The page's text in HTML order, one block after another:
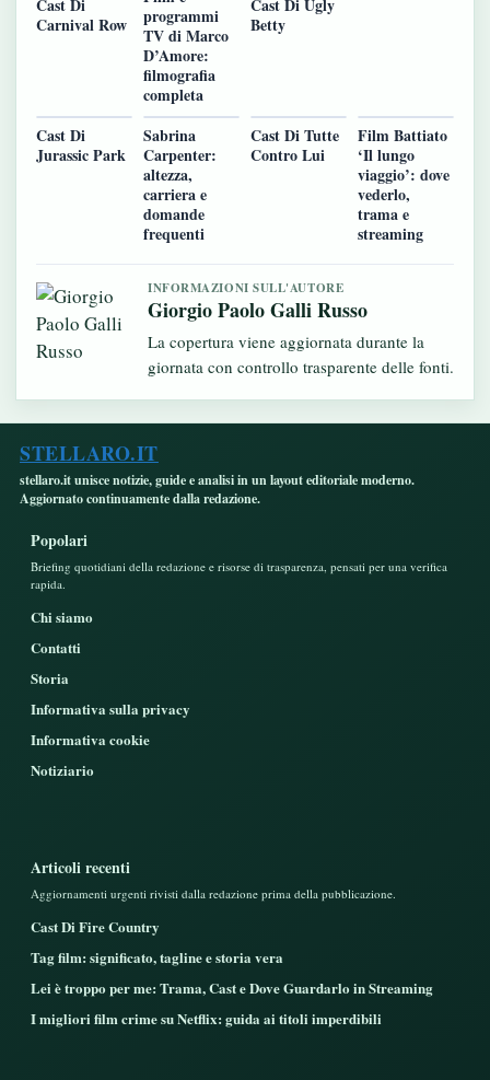
Cast Di
Carnival Row
programmi
TV di Marco
D’Amore:
filmografia
completa
Cast Di Ugly
Betty
Cast Di
Jurassic Park
Sabrina
Carpenter:
altezza,
carriera e
domande
frequenti
Cast Di Tutte
Contro Lui
Film Battiato
‘Il lungo
viaggio’: dove
vederlo,
trama e
streaming
INFORMAZIONI SULL'AUTORE
Giorgio Paolo Galli Russo
La copertura viene aggiornata durante la
giornata con controllo trasparente delle fonti.
STELLARO.IT
stellaro.it unisce notizie, guide e analisi in un layout editoriale moderno.
Aggiornato continuamente dalla redazione.
Popolari
Briefing quotidiani della redazione e risorse di trasparenza, pensati per una verifica
rapida.
Chi siamo
Contatti
Storia
Informativa sulla privacy
Informativa cookie
Notiziario
Articoli recenti
Aggiornamenti urgenti rivisti dalla redazione prima della pubblicazione.
Cast Di Fire Country
Tag film: significato, tagline e storia vera
Lei è troppo per me: Trama, Cast e Dove Guardarlo in Streaming
I migliori film crime su Netflix: guida ai titoli imperdibili